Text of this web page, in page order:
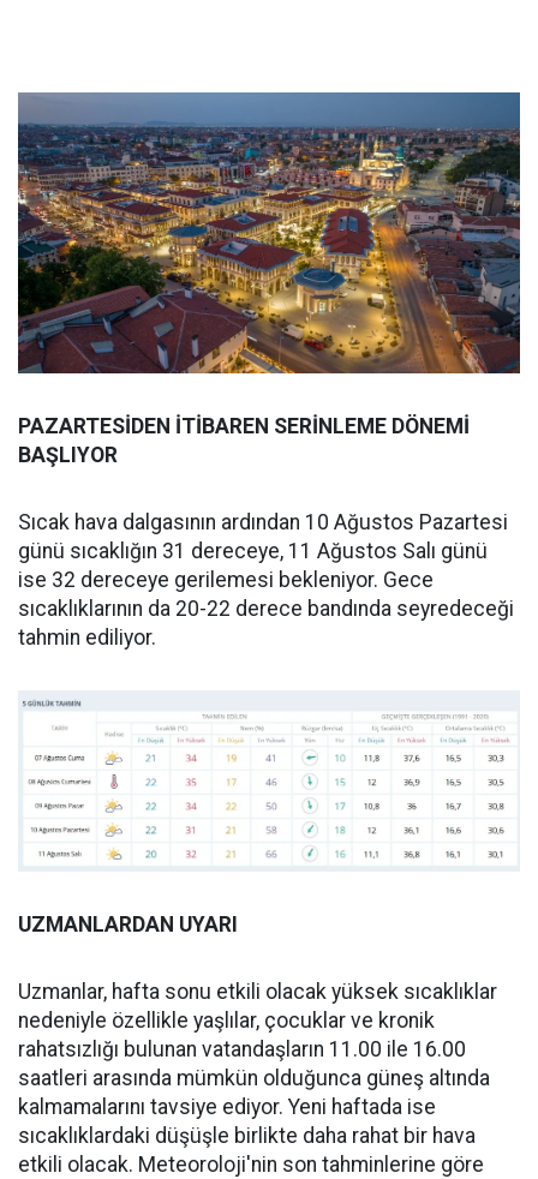
PAZARTESİDEN İTİBAREN SERİNLEME DÖNEMİ
BAŞLIYOR
Sıcak hava dalgasının ardından 10 Ağustos Pazartesi
günü sıcaklığın 31 dereceye, 11 Ağustos Salı günü
ise 32 dereceye gerilemesi bekleniyor. Gece
sıcaklıklarının da 20-22 derece bandında seyredeceği
tahmin ediliyor.
UZMANLARDAN UYARI
Uzmanlar, hafta sonu etkili olacak yüksek sıcaklıklar
nedeniyle özellikle yaşlılar, çocuklar ve kronik
rahatsızlığı bulunan vatandaşların 11.00 ile 16.00
saatleri arasında mümkün olduğunca güneş altında
kalmamalarını tavsiye ediyor. Yeni haftada ise
sıcaklıklardaki düşüşle birlikte daha rahat bir hava
etkili olacak. Meteoroloji'nin son tahminlerine göre